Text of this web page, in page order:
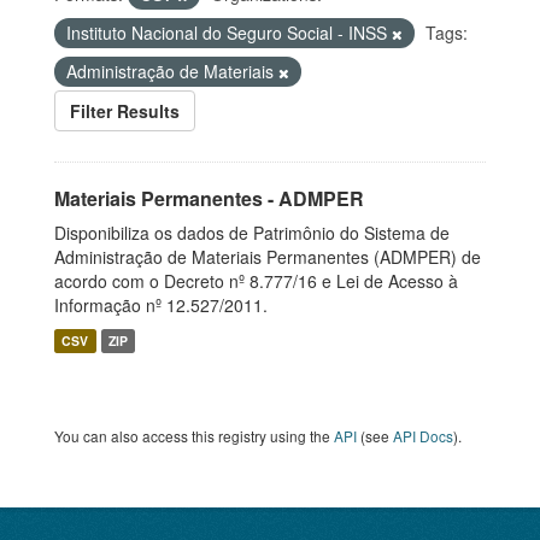
Instituto Nacional do Seguro Social - INSS
Tags:
Administração de Materiais
Filter Results
Materiais Permanentes - ADMPER
Disponibiliza os dados de Patrimônio do Sistema de
Administração de Materiais Permanentes (ADMPER) de
acordo com o Decreto nº 8.777/16 e Lei de Acesso à
Informação nº 12.527/2011.
CSV ZIP
You can also access this registry using the API (see API Docs).